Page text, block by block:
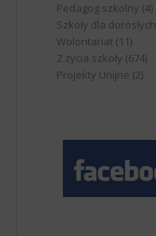
Pedagog szkolny (4)
Szkoły dla dorosłych
Wolontariat (11)
Z życia szkoły (674)
Projekty Unijne (2)